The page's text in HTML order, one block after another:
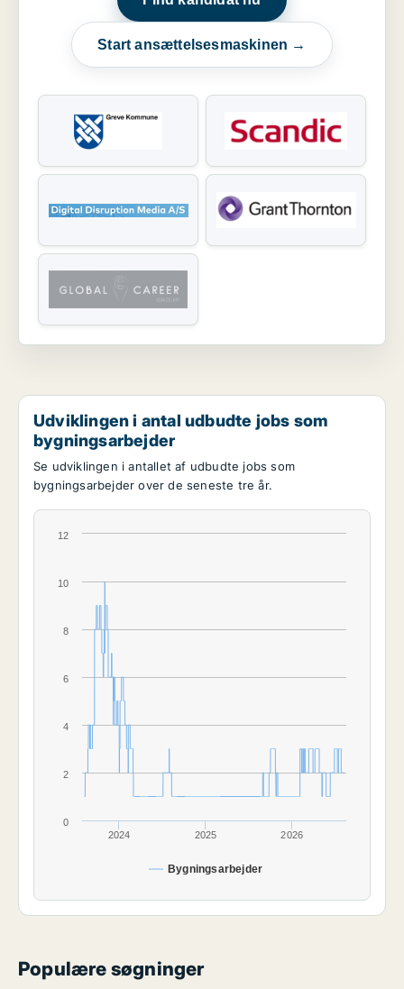
Start ansættelsesmaskinen →
Udviklingen i antal udbudte jobs som
bygningsarbejder
Se udviklingen i antallet af udbudte jobs som
bygningsarbejder over de seneste tre år.
Bygningsarbejder
2024 2025 2026
0
2
4
6
8
10
12
Populære søgninger